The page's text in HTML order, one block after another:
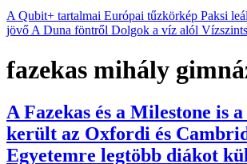
A Qubit+ tartalmai Európai tűzkörkép Paksi
jövő A Duna föntről Dolgok a víz alól
fazekas mihály
A Fazekas és a Milestone is
került az Oxfordi és
Egyetemre legtöbb diákot